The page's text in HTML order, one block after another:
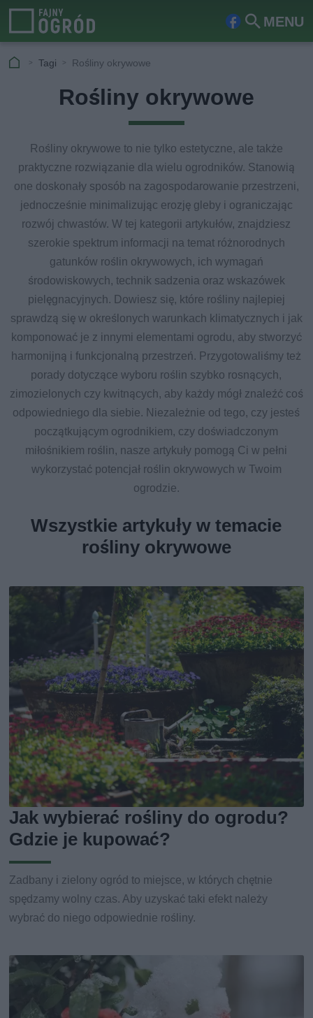
MENU
Fa Szu
Tagi Rośliny okrywowe
Rośliny okrywowe
Rośliny okrywowe to nie tylko estetyczne, ale także
praktyczne rozwiązanie dla wielu ogrodników. Stanowią
one doskonały sposób na zagospodarowanie przestrzeni,
jednocześnie minimalizując erozję gleby i ograniczając
rozwój chwastów. W tej kategorii artykułów, znajdziesz
szerokie spektrum informacji na temat różnorodnych
gatunków roślin okrywowych, ich wymagań
środowiskowych, technik sadzenia oraz wskazówek
pielęgnacyjnych. Dowiesz się, które rośliny najlepiej
sprawdzą się w określonych warunkach klimatycznych i jak
komponować je z innymi elementami ogrodu, aby stworzyć
harmonijną i funkcjonalną przestrzeń. Przygotowaliśmy też
porady dotyczące wyboru roślin szybko rosnących,
zimozielonych czy kwitnących, aby każdy mógł znaleźć coś
odpowiedniego dla siebie. Niezależnie od tego, czy jesteś
początkującym ogrodnikiem, czy doświadczonym
miłośnikiem roślin, nasze artykuły pomogą Ci w pełni
wykorzystać potencjał roślin okrywowych w Twoim
ogrodzie.
Wszystkie artykuły w temacie
rośliny okrywowe
Jak wybierać rośliny do ogrodu?
Gdzie je kupować?
Zadbany i zielony ogród to miejsce, w których chętnie
spędzamy wolny czas. Aby uzyskać taki efekt należy
wybrać do niego odpowiednie rośliny.